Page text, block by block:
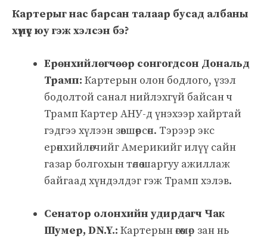
Картерыг нас барсан талаар бусад албаны
хүмүүс юу гэж хэлсэн бэ?
Ерөнхийлөгчөөр сонгогдсон Дональд
Трамп: Картерын олон бодлого, үзэл
бодолтой санал нийлэхгүй байсан ч
Трамп Картер АНУ-д үнэхээр хайртай
гэдгээ хүлээн зөвшөөрсөн. Тэрээр экс
ерөнхийлөгчийг Америкийг илүү сайн
газар болгохын төлөө шаргуу ажиллаж
байгаад хүндэлдэг гэж Трамп хэлэв.
Сенатор олонхийн удирдагч Чак
Шумер, DN.Y.: Картерын өгөөмөр зан нь